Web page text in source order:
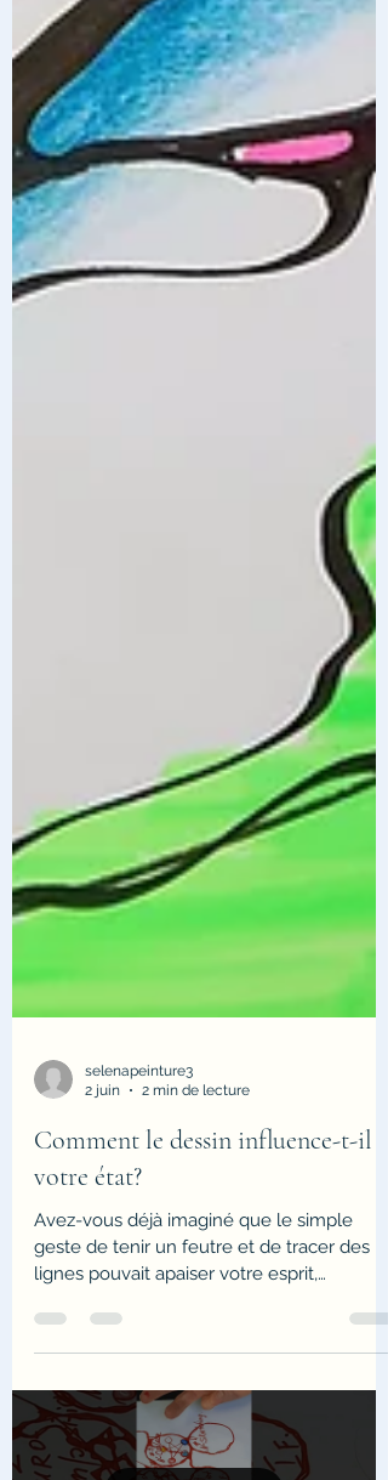
2 juin
Comment le dessin influence-t-il
votre état?
lignes pouvait apaiser votre esprit,
débloquer des situations complexes et
transformer votre réalité ? C'est toute la
promesse de la Neurographica, une
méthode d'accompagnement innovante